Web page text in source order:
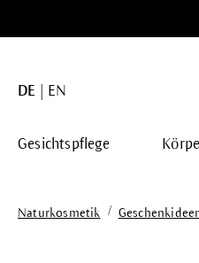
DE EN
Gesichtspflege
Naturkosmetik /